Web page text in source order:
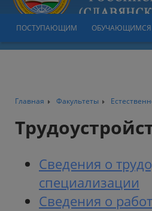
ПОСТУПАЮЩИМ ОБУЧАЮЩИМСЯ
Главная Факультеты
Сведения о
специализации
Сведения о